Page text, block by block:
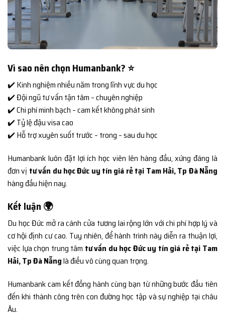
Vì sao nên chọn Humanbank? ⭐
✔️ Kinh nghiệm nhiều năm trong lĩnh vực du học
✔️ Đội ngũ tư vấn tận tâm – chuyên nghiệp
✔️ Chi phí minh bạch – cam kết không phát sinh
✔️ Tỷ lệ đậu visa cao
✔️ Hỗ trợ xuyên suốt trước – trong – sau du học
Humanbank luôn đặt lợi ích học viên lên hàng đầu, xứng đáng là
đơn vị tư vấn du học Đức uy tín giá rẻ tại Tam Hải, Tp Đà Nẵng
hàng đầu hiện nay.
Kết luận 🌍
Du học Đức mở ra cánh cửa tương lai rộng lớn với chi phí hợp lý và
cơ hội định cư cao. Tuy nhiên, để hành trình này diễn ra thuận lợi,
việc lựa chọn trung tâm tư vấn du học Đức uy tín giá rẻ tại Tam
Hải, Tp Đà Nẵnglà điều vô cùng quan trọng.
Humanbank cam kết đồng hành cùng bạn từ những bước đầu tiên
đến khi thành công trên con đường học tập và sự nghiệp tại châu
Âu.